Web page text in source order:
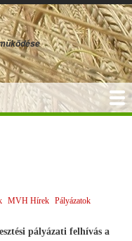
MVH Hírek Pályázatok
pályázati felhívás a